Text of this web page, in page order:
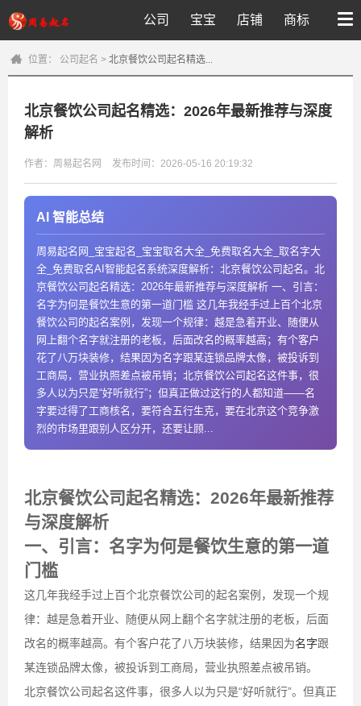
公司 宝宝 店铺 商标
位置： 公司起名 > 北京餐饮公司起名精选...
北京餐饮公司起名精选：2026年最新推荐与深度
解析
作者：周易起名网 发布时间：2026-05-16 20:19:32
AI 智能总结
周易起名网_宝宝起名_宝宝取名大全_免费取名大全_取名字大
全_免费取名AI智能起名系统深度解析：北京餐饮公司起名。北
京餐饮公司起名精选：2026年最新推荐与深度解析 一、引言：
名字为何是餐饮生意的第一道门槛 这几年我经手过上百个北京
餐饮公司的起名案例，发现一个规律：越是急着开业、随便从
网上翻个名字就注册的老板，后面改名的概率越高；有个客户
花了八万块装修，结果因为名字跟某连锁品牌太像，被投诉到
工商局，营业执照差点被吊销；北京餐饮公司起名这件事，很
多人以为只是“好听就行”；但真正做过这行的人都知道——名
字要过得了工商核名，要符合五行生克，要在北京这个竞争激
烈的市场里跟别人区分开，还要让顾...
北京餐饮公司起名精选：2026年最新推荐
与深度解析
一、引言：名字为何是餐饮生意的第一道
门槛
这几年我经手过上百个北京餐饮公司的起名案例，发现一个规
律：越是急着开业、随便从网上翻个名字就注册的老板，后面
改名的概率越高。有个客户花了八万块装修，结果因为名字跟
某连锁品牌太像，被投诉到工商局，营业执照差点被吊销。
北京餐饮公司起名这件事，很多人以为只是“好听就行”。但真正